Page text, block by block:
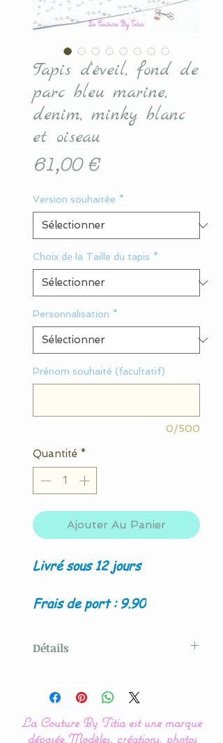
Tapis d'éveil, fond de
parc bleu marine,
denim, minky blanc
et oiseau
61,00 €Prix
Version souhaitée *
Choix de la Taille du tapis *
Personnalisation *
Prénom souhaité (facultatif)
0/500
Quantité *
Ajouter Au Panier
Livré sous 12 jours
Frais de port : 9.90
Détails
Couture By Titia
La Couture By Titia est une marque
déposée.Modèles, créations, photos